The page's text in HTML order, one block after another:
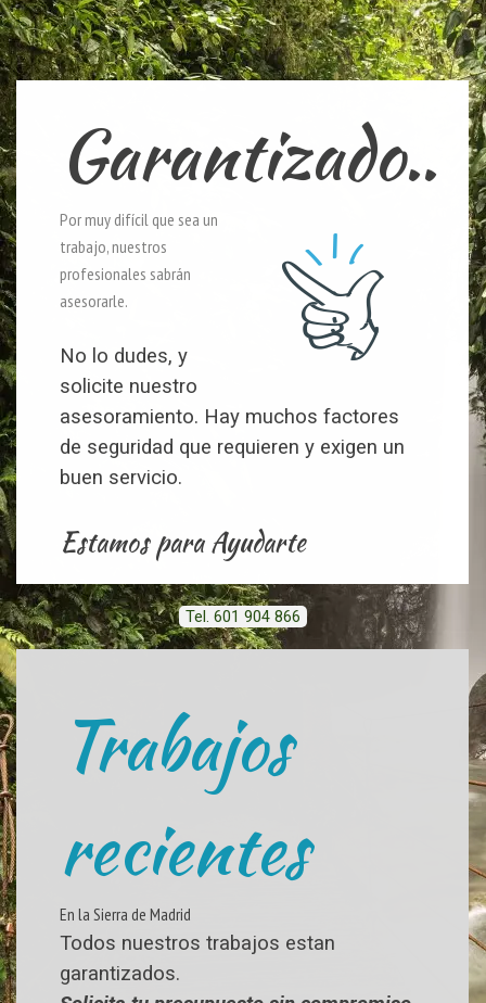
Garantizado..
Por muy difícil que sea un
trabajo, nuestros
profesionales sabrán
asesorarle.
No lo dudes, y
solicite nuestro
asesoramiento. Hay muchos factores
de seguridad que requieren y exigen un
buen servicio.
Estamos para Ayudarte
Tel. 601 904 866
Trabajos
recientes
En la Sierra de Madrid
Todos nuestros trabajos estan
garantizados.